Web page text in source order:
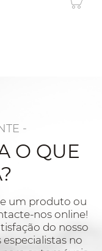
-
O QUE
um produto ou
nos online!
do nosso
no